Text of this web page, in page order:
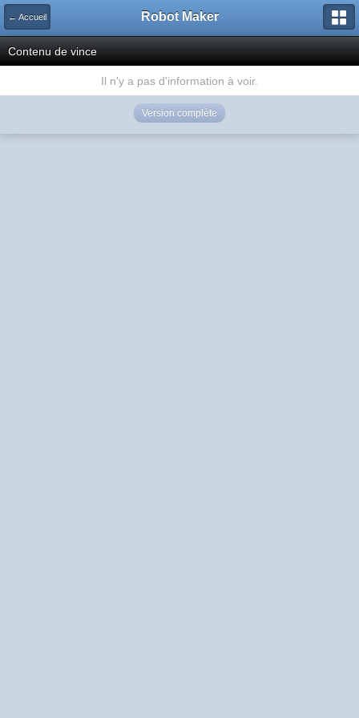
← Accueil Robot Maker
Contenu de vince
Il n'y a pas d'information à voir.
Version complète